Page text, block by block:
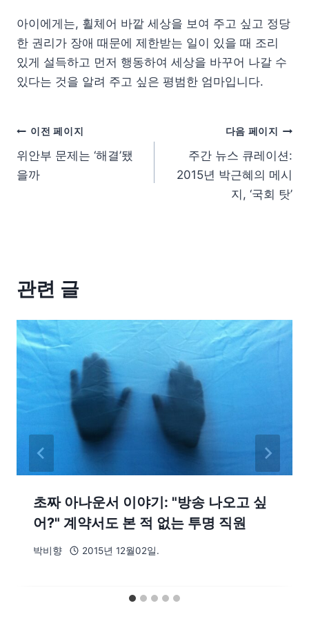
아이에게는, 휠체어 바깥 세상을 보여 주고 싶고 정당
한 권리가 장애 때문에 제한받는 일이 있을 때 조리
있게 설득하고 먼저 행동하여 세상을 바꾸어 나갈 수
있다는 것을 알려 주고 싶은 평범한 엄마입니다.
이전 페이지
위안부 문제는 ‘해결’됐
을까
다음 페이지
주간 뉴스 큐레이션:
2015년 박근혜의 메시
지, ‘국회 탓’
관련 글
초짜 아나운서 이야기: "방송 나오고 싶
어?" 계약서도 본 적 없는 투명 직원
박비향 2015년 12월02일.